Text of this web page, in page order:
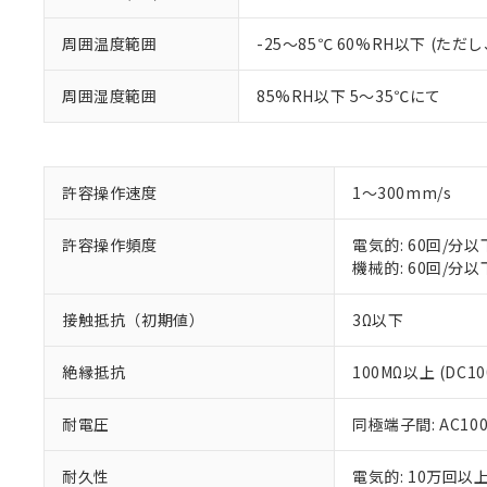
周囲温度範囲 -25～85℃ 60%RH以下 (ただし
周囲湿度範囲 85%RH以下 5～35℃にて
許容操作速度 1～300mm/s
許容操作頻度
電気的: 60回/分以
機械的: 60回/分以
接触抵抗（初期値） 3Ω以下
絶縁抵抗 100MΩ以上
耐電圧 同極端子間:
耐久性
電気的: 10万回以
ご利用条件
以下の条件をお読
本サービス
当社制御機
在庫状況お
のであり、
い。
正式な納期
当社販売員
※1 対応状況
対応済み：EU
対応予定：EU
調査・確認中：
非該当品：ライセ
があります。
*EU RoHS指令（10物質
鉛(Pb) 1000ppm以下、
六価クロム(Cr(Ⅵ))
フタル酸ビス(2-エチル
ル（DBP） 1000ppm
但し、RoHS指令で産業
フタル酸エステル類の
※1 中国
「○」：最大均質
「×」：最大均質
「－」：未確認で
Cr(Ⅵ)(六価クロム) :
※2 環境保護使
当社は、こ
などの必要
当社は規制
ます。
当社は貴社
置等に一切
また当社は
記